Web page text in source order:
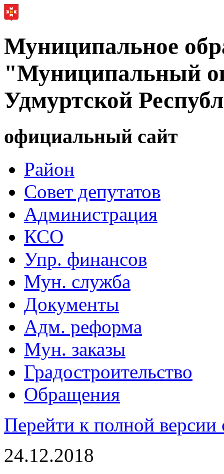
Муниципальное
"Муниципальный
Удмуртской
официальный сайт
Район
Совет депутатов
Администрация
КСО
Упр. финансов
Мун. служба
Документы
Адм. реформа
Мун. заказы
Градостроительство
Обращения
Перейти к полной версии
24.12.2018